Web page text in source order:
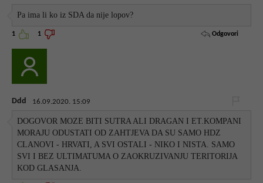
Pa ima li ko iz SDA da nije lopov?
1 1 Odgovori
Ddd 16.09.2020. 15:09
DOGOVOR MOZE BITI SUTRA ALI DRAGAN I ET.KOMPANI
MORAJU ODUSTATI OD ZAHTJEVA DA SU SAMO HDZ
CLANOVI - HRVATI, A SVI OSTALI - NIKO I NISTA. SAMO
SVI I BEZ ULTIMATUMA O ZAOKRUZIVANJU TERITORIJA
KOD GLASANJA.